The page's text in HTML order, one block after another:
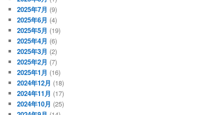
2025年7月 (9)
2025年6月 (4)
2025年5月 (19)
2025年4月 (6)
2025年3月 (2)
2025年2月 (7)
2025年1月 (16)
2024年12月 (18)
2024年11月 (17)
2024年10月 (25)